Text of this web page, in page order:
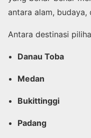
antara alam, budaya,
Antara destinasi
Danau Toba
Medan
Bukittinggi
Padang